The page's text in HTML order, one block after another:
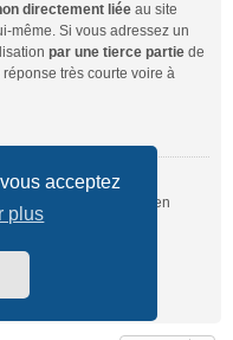
acceptez
plus
directement liée au site
même. Si vous adressez un
par une tierce partie de
très courte voire à
du forum ?
pouvez utiliser le lien
par un administrateur.